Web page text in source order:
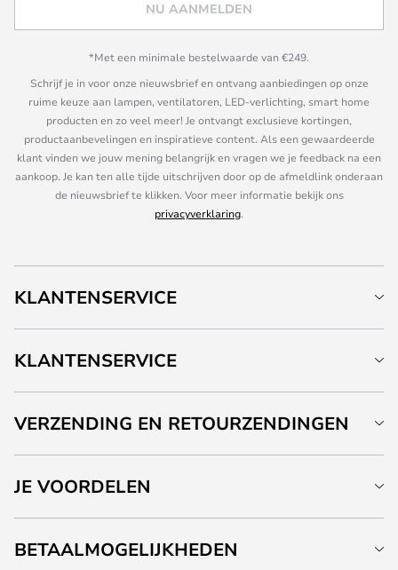
NU AANMELDEN
*Met een minimale bestelwaarde van €249.
Schrijf je in voor onze nieuwsbrief en ontvang aanbiedingen op onze
ruime keuze aan lampen, ventilatoren, LED-verlichting, smart home
producten en zo veel meer! Je ontvangt exclusieve kortingen,
productaanbevelingen en inspiratieve content. Als een gewaardeerde
klant vinden we jouw mening belangrijk en vragen we je feedback na een
aankoop. Je kan ten alle tijde uitschrijven door op de afmeldlink onderaan
de nieuwsbrief te klikken. Voor meer informatie bekijk ons
privacyverklaring.
KLANTENSERVICE
KLANTENSERVICE
VERZENDING EN RETOURZENDINGEN
JE VOORDELEN
BETAALMOGELIJKHEDEN